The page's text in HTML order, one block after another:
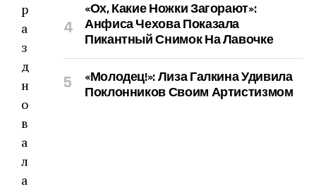
«Ох, Какие Ножки Загорают»:
Анфиса Чехова Показала
Пикантный Снимок На Лавочке
«Молодец!»: Лиза Галкина Удивила
Поклонников Своим Артистизмом